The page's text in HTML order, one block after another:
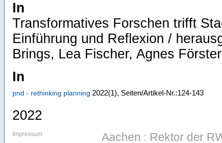
In
Transformatives Forschen trifft
Einführung und Reflexion /
Brings, Lea Fischer, Agnes
In
pnd - rethinking planning 2022(1), Seiten/Artikel-Nr.:124-143
2022
Impressum Aachen : Rektor der